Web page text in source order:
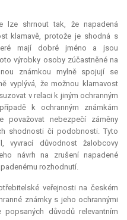
lze shrnout tak, že napadená
klamavě, protože je shodná s
mají dobré jméno a jsou
výrobky osoby zúčastněné na
známkou mylně spojují se
vyplývá, že možnou klamavost
v relaci k jiným ochranným
k ochranným známkám
nebezpečí záměny
shodnosti či podobnosti. Tyto
vyvrací důvodnost žalobcovy
návrh na zrušení napadené
rozhodnutí.
veřejnosti na českém
známky s jeho ochrannými
důvodů relevantním